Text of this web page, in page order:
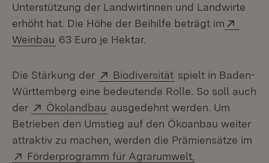
Unterstützung der Landwirtinnen und Landwirte
erhöht hat. Die Höhe der Beihilfe beträgt im
Weinbau (Öffnet in neuem Fenster)
63 Euro je Hektar.
Die Stärkung der Extern:
Biodiversität (Öffnet in neuem
spielt in Baden-
Württemberg eine bedeutende Rolle. So soll auch
der
Extern:
Ökolandbau (Öffnet in neuem Fenster)
ausgedehnt werden. Um
Betrieben den Umstieg auf den Ökoanbau weiter
attraktiv zu machen, werden die Prämiensätze im
Extern:
Förderprogramm für Agrarumwelt,